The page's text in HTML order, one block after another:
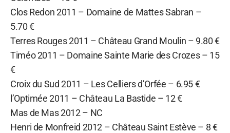
Clos Redon 2011 – Domaine de Mattes Sabran –
5.70 €
Terres Rouges 2011 – Château Grand Moulin – 9.80 €
Timéo 2011 – Domaine Sainte Marie des Crozes – 15
€
Croix du Sud 2011 – Les Celliers d’Orfée – 6.95 €
l’Optimée 2011 – Château La Bastide – 12 €
Mas de Mas 2012 – NC
Henri de Monfreid 2012 – Château Saint Estève – 8 €